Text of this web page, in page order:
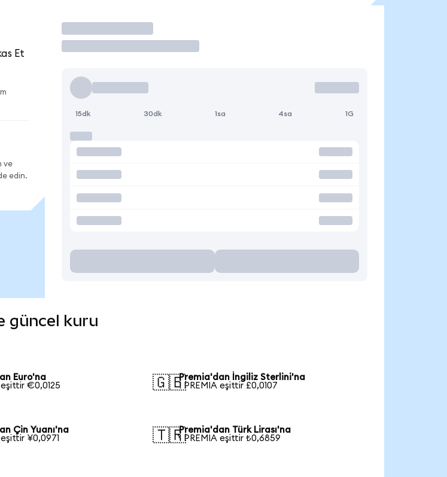
Et
ve
edin.
İşlem Yap
15dk 30dk 1sa 4sa 1G
güncel kuru
Euro'na
eşittir €0,0125
🇬🇧Premia'dan İngiliz Sterlini'na
1 PREMIA eşittir £0,0107
Çin Yuanı'na
eşittir ¥0,0971
🇹🇷Premia'dan Türk Lirası'na
1 PREMIA eşittir ₺0,6859